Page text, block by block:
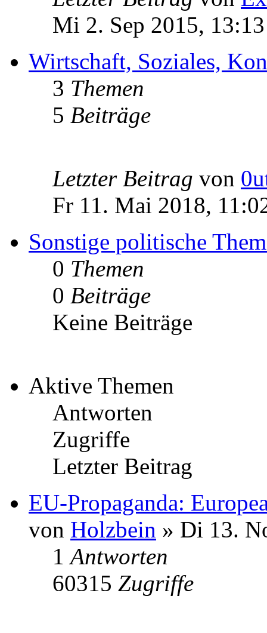
Mi 2. Sep 2015, 13:13
Wirtschaft, Soziales,
3 Themen
5 Beiträge
Letzter Beitrag von
Fr 11. Mai 2018,
Sonstige politische
0 Themen
0 Beiträge
Keine Beiträge
Aktive Themen
Antworten
Zugriffe
Letzter Beitrag
EU-Propaganda:
von Holzbein » Di 13.
1Antworten
60315 Zugriffe